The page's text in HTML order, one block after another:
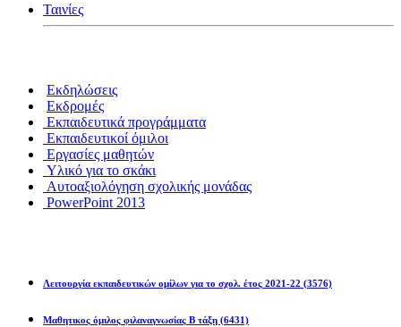
Ταινίες
Εκδηλώσεις
Εκδρομές
Εκπαιδευτικά προγράμματα
Εκπαιδευτικοί όμιλοι
Εργασίες μαθητών
Υλικό για το σκάκι
Αυτοαξιολόγηση σχολικής μονάδας
PowerPoint 2013
Λειτουργία εκπαιδευτικών ομίλων για το σχολ. έτος 2021-22 (3576)
Μαθητικος όμιλος φιλαναγνωσίας Β τάξη (6431)